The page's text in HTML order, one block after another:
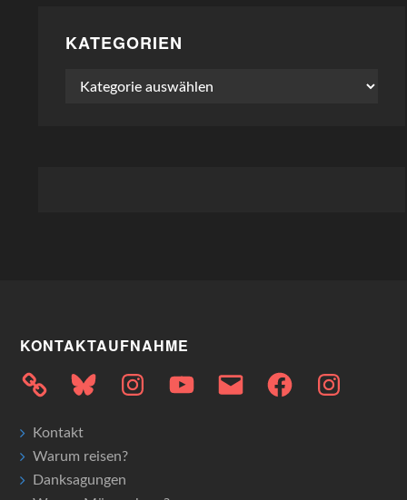
KATEGORIEN
Kategorien
KONTAKTAUFNAHME
Bluesky InstagramYouTubeE-
Mail
FacebookInstagram
Kontakt
Warum reisen?
Danksagungen